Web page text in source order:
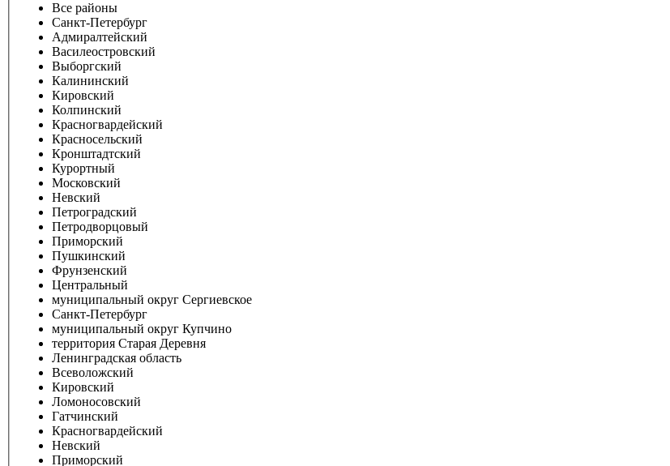
Все районы
Санкт-Петербург
Адмиралтейский
Василеостровский
Выборгский
Калининский
Кировский
Колпинский
Красногвардейский
Красносельский
Кронштадтский
Курортный
Московский
Невский
Петроградский
Петродворцовый
Приморский
Пушкинский
Фрунзенский
Центральный
муниципальный округ Сергиевское
Санкт-Петербург
муниципальный округ Купчино
территория Старая Деревня
Ленинградская область
Всеволожский
Кировский
Ломоносовский
Гатчинский
Красногвардейский
Невский
Приморский